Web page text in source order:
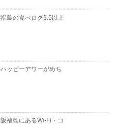
福島の食べログ3.5以上
ハッピーアワーがめち
福島にあるWi-Fi・コ